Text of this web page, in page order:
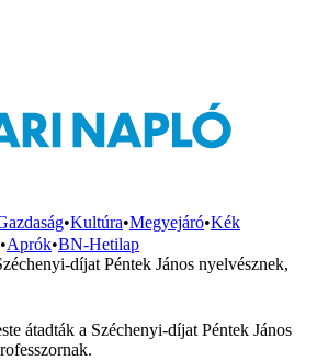
•Kultúra•Megyejáró•Kék
•Aprók•BN-Hetilap
díjat Péntek János nyelvésznek,
átadták a Széchenyi-díjat Péntek János